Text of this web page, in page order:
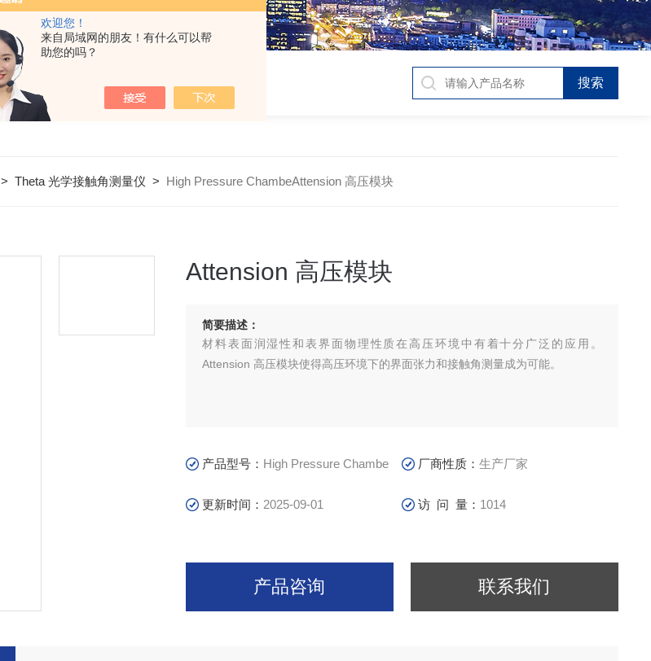
欢迎您！
来自局域网的朋友！有什么可以帮
助您的吗？
>Theta 光学接触角测量仪 > High Pressure ChambeAttension 高压模块
Attension 高压模块
简要描述：
材料表面润湿性和表界面物理性质在高压环境中有着十分广泛的应用。
Attension 高压模块使得高压环境下的界面张力和接触角测量成为可能。
产品型号： High Pressure Chambe 厂商性质：生产厂家
更新时间： 2025-09-01 访 问 量： 1014
产品咨询 联系我们